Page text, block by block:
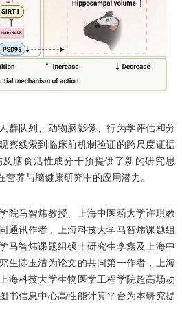
群队列、动物脑影像、行为学评估和分
察线索到临床前机制验证的跨尺度证据
膳食活性成分干预提供了新的研究思
养与脑健康研究中的应用潜力。
院马智炜教授、上海中医药大学许琪教
通讯作者。上海科技大学马智炜课题组
马智炜课题组硕士研究生李鑫及上海中
生陈玉洁为论文的共同第一作者，上海
海科技大学生物医学工程学院超高场动
书信息中心高性能计算平台为本研究提